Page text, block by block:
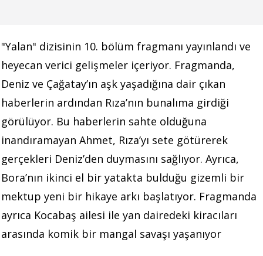
"Yalan" dizisinin 10. bölüm fragmanı yayınlandı ve
heyecan verici gelişmeler içeriyor. Fragmanda,
Deniz ve Çağatay’ın aşk yaşadığına dair çıkan
haberlerin ardından Rıza’nın bunalıma girdiği
görülüyor. Bu haberlerin sahte olduğuna
inandıramayan Ahmet, Rıza’yı sete götürerek
gerçekleri Deniz’den duymasını sağlıyor. Ayrıca,
Bora’nın ikinci el bir yatakta bulduğu gizemli bir
mektup yeni bir hikaye arkı başlatıyor. Fragmanda
ayrıca Kocabaş ailesi ile yan dairedeki kiracıları
arasında komik bir mangal savaşı yaşanıyor